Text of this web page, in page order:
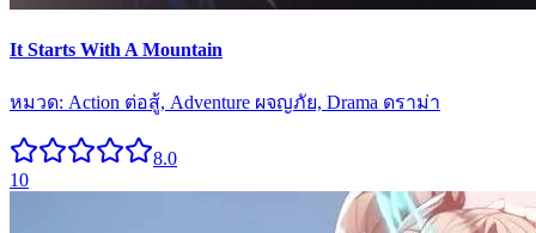
It Starts With A Mountain
หมวด: Action ต่อสู้, Adventure ผจญภัย, Drama ดราม่า
8.0
10